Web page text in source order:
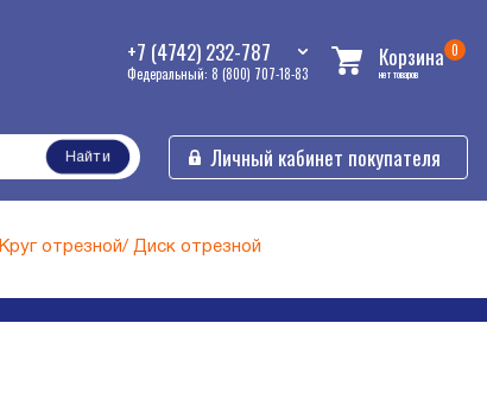
+7 (4742) 232-787
Федеральный: 8 (800) 707-18-83
Корзина 0
нет товаров
Найти Личный кабинет покупателя
Круг отрезной/ Диск отрезной